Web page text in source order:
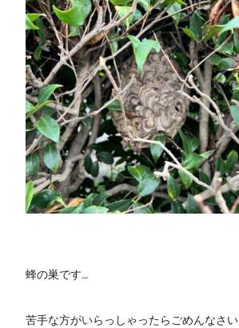
蜂の巣です…
苦手な方がいらっしゃったらごめんなさい